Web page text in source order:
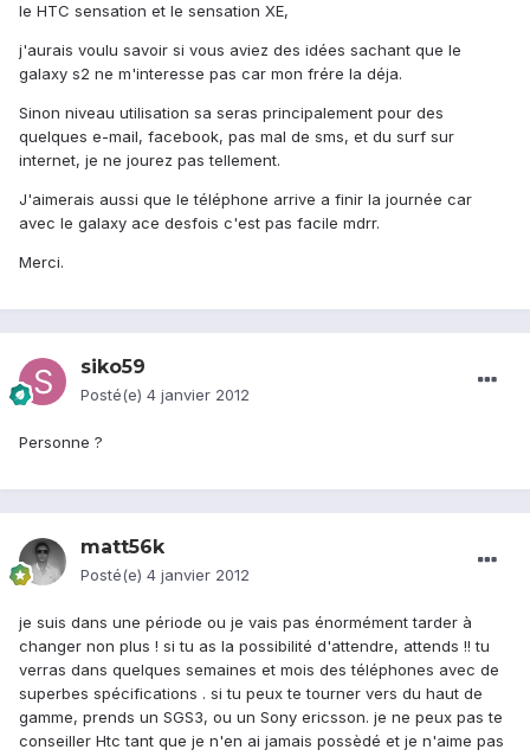
le HTC sensation et le sensation XE,
j'aurais voulu savoir si vous aviez des idées sachant que le
galaxy s2 ne m'interesse pas car mon frére la déja.
Sinon niveau utilisation sa seras principalement pour des
quelques e-mail, facebook, pas mal de sms, et du surf sur
internet, je ne jourez pas tellement.
J'aimerais aussi que le téléphone arrive a finir la journée car
avec le galaxy ace desfois c'est pas facile mdrr.
Merci.
siko59
Posté(e) 4 janvier 2012
Personne ?
matt56k
Posté(e) 4 janvier 2012
je suis dans une période ou je vais pas énormément tarder à
changer non plus ! si tu as la possibilité d'attendre, attends !! tu
verras dans quelques semaines et mois des téléphones avec de
superbes spécifications . si tu peux te tourner vers du haut de
gamme, prends un SGS3, ou un Sony ericsson. je ne peux pas te
conseiller Htc tant que je n'en ai jamais possèdé et je n'aime pas